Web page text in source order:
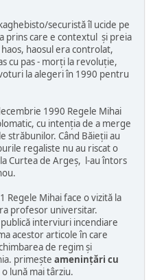
securistă îl ucide pe
prins care e contextul şi preia
haosul era controlat,
cu pas - morţi la revoluţie,
la alegeri în 1990 pentru
1990 Regele Mihai
cu intenţia de a merge
străbunilor. Când Băieţii au
regaliste nu au riscat o
Curtea de Argeş, l-au întors
Regele Mihai face o vizită la
profesor universitar.
interviuri incendiare
acestor articole în care
de regim şi
primeşte ameninţări cu
lună mai târziu.